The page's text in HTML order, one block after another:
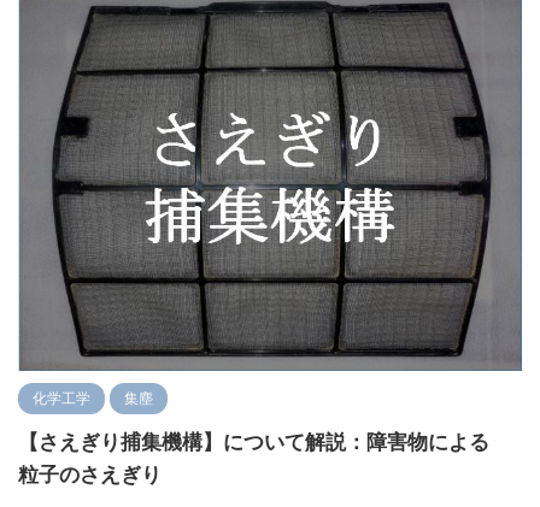
化学工学 集塵
【さえぎり捕集機構】について解説：障害物による
粒子のさえぎり